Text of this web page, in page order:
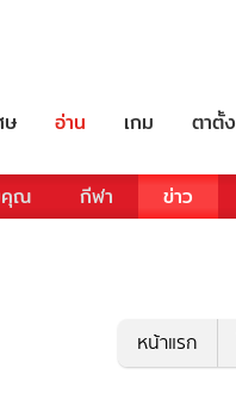
ษ อ่าน เกม ตาตั้ง
คุณ กีฬา ข่าว
หน้าแรก